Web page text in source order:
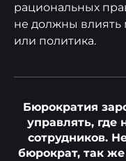
рациональных
не должны
или политика.
Бюрократия
управлять, где
сотрудников.
бюрократ, так